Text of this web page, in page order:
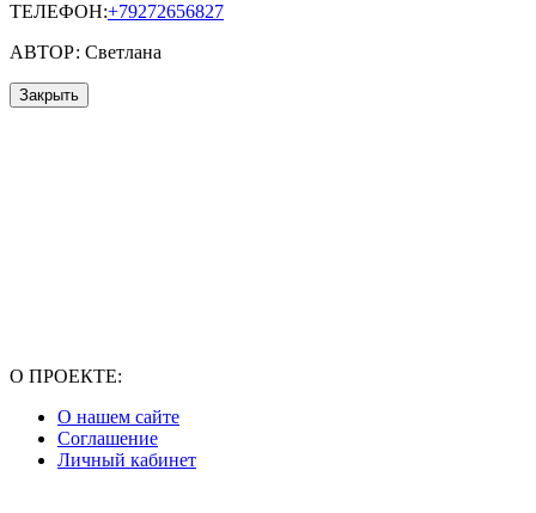
ТЕЛЕФОН:+79272656827
АВТОР: Светлана
Закрыть
О ПРОЕКТЕ:
О нашем сайте
Соглашение
Личный кабинет